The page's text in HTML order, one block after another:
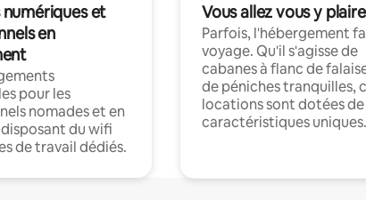
et
en
pour les
nomades et en
du wifi
de travail dédiés.
Vous allez vous y plaire
Parfois, l'hébergement
voyage. Qu'il s'agisse de
cabanes à flanc de
de péniches tranquilles,
locations sont dotées de
caractéristiques uniques.